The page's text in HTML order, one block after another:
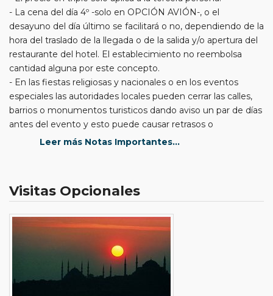
- La cena del día 4º -solo en OPCIÓN AVIÓN-, o el
desayuno del día último se facilitará o no, dependiendo de la
hora del traslado de la llegada o de la salida y/o apertura del
restaurante del hotel. El establecimiento no reembolsa
cantidad alguna por este concepto.
- En las fiestas religiosas y nacionales o en los eventos
especiales las autoridades locales pueden cerrar las calles,
barrios o monumentos turisticos dando aviso un par de días
antes del evento y esto puede causar retrasos o
cancelación de las visitas de algun monumento o museo.
kg de equipaje en bodega y 8 kg de mano por persona; el
podrá pagar al momento de hacer la reserva o en
mostrador a la hora del check in.
- Al ser un programa regular la distribución de autocares y
asignación de guias puede variar cada dia.
- Los pasajeros que toman el vuelo doméstico por su
Leer más Notas Importantes...
Visitas Opcionales